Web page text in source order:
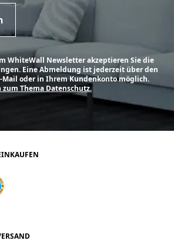
WhiteWall Newsletter akzeptieren Sie die
Eine Abmeldung ist jederzeit über den
oder in Ihrem Kundenkonto möglich.
Thema Datenschutz.